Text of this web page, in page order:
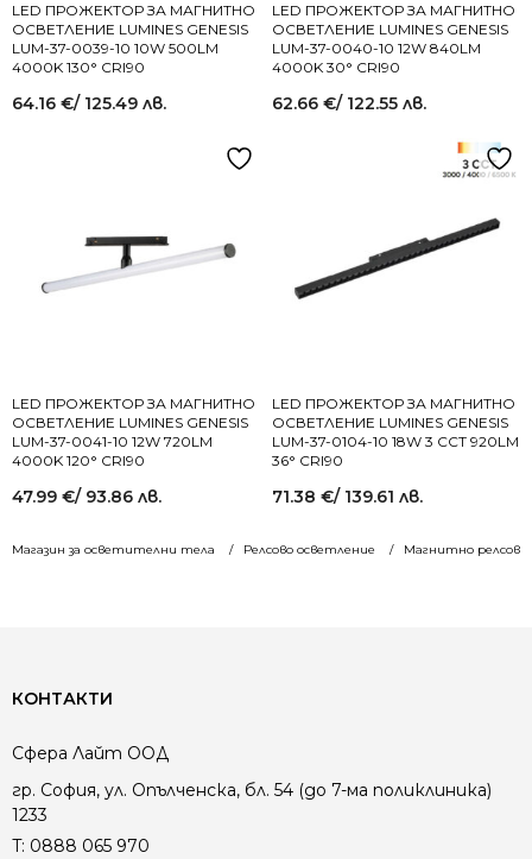
Магазин за осветителни тела Релсово осветление Магнитно релсово
LED ПРОЖЕКТОР ЗА МАГНИТНО
ОСВЕТЛЕНИЕ LUMINES GENESIS
LUM-37-0039-10 10W 500LM
4000K 130° CRI90
64.16 €/ 125.49 лв.
LED ПРОЖЕКТОР ЗА МАГНИТНО
ОСВЕТЛЕНИЕ LUMINES GENESIS
LUM-37-0040-10 12W 840LM
4000K 30° CRI90
62.66 €/ 122.55 лв.
LED ПРОЖЕКТОР ЗА МАГНИТНО
ОСВЕТЛЕНИЕ LUMINES GENESIS
LUM-37-0041-10 12W 720LM
4000K 120° CRI90
47.99 €/ 93.86 лв.
LED ПРОЖЕКТОР ЗА МАГНИТНО
ОСВЕТЛЕНИЕ LUMINES GENESIS
LUM-37-0104-10 18W 3 CCT 920LM
36° CRI90
71.38 €/ 139.61 лв.
КОНТАКТИ
Сфера Лайт ООД
гр. София, ул. Опълченска, бл. 54 (до 7-ма поликлиника)
1233
T: 0888 065 970